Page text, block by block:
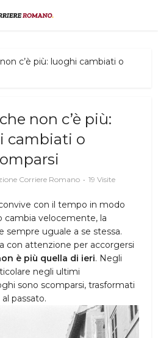
c’è più: luoghi cambiati o
non c’è più:
cambiati o
Corriere Romano 19 Visite
con il tempo in modo
cambia velocemente, la
sempre uguale a se stessa.
con attenzione per accorgersi
è più quella di ieri. Negli
negli ultimi
sono scomparsi, trasformati
passato.